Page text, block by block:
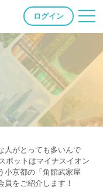
ログイン
人がとっても多いんで
ポットはマイナスイオン
小京都の「角館武家屋
をご紹介します！